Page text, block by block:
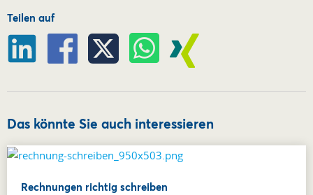
Teilen auf
Das könnte Sie auch interessieren
Rechnungen richtig schreiben